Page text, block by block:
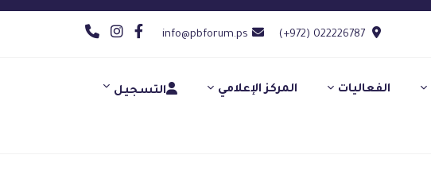
(+972) 022226787
info@pbforum.ps
الفعاليات المركز الإعلامي التسجيل